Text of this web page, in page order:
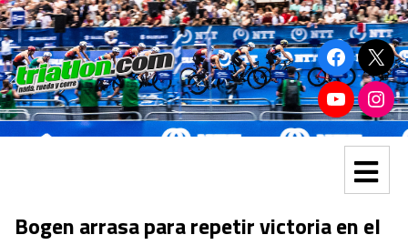
Bogen arrasa para repetir victoria en el